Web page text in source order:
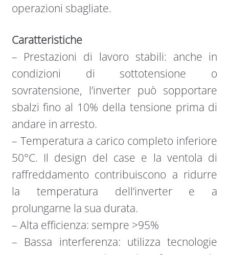
operazioni sbagliate.
Caratteristiche
– Prestazioni di lavoro stabili: anche in
condizioni di sottotensione o
sovratensione, l’inverter può sopportare
sbalzi fino al 10% della tensione prima di
andare in arresto.
– Temperatura a carico completo inferiore
50°C. Il design del case e la ventola di
raffreddamento contribuiscono a ridurre
la temperatura dell’inverter e a
prolungarne la sua durata.
– Alta efficienza: sempre >95%
– Bassa interferenza: utilizza tecnologie